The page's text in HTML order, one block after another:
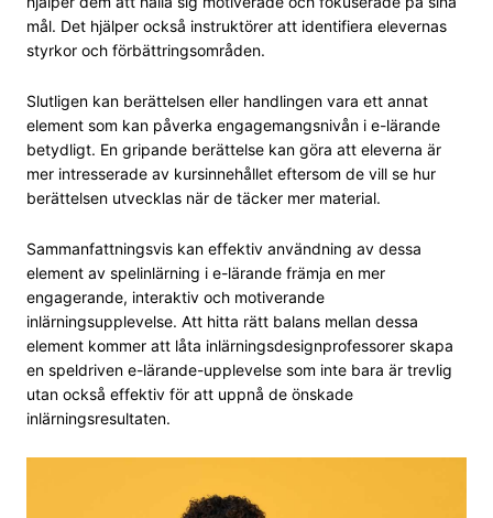
mål. Det hjälper också instruktörer att identifiera elevernas
styrkor och förbättringsområden.
Slutligen kan berättelsen eller handlingen vara ett annat
element som kan påverka engagemangsnivån i e-lärande
betydligt. En gripande berättelse kan göra att eleverna är
mer intresserade av kursinnehållet eftersom de vill se hur
berättelsen utvecklas när de täcker mer material.
Sammanfattningsvis kan effektiv användning av dessa
element av spelinlärning i e-lärande främja en mer
engagerande, interaktiv och motiverande
inlärningsupplevelse. Att hitta rätt balans mellan dessa
element kommer att låta inlärningsdesignprofessorer skapa
en speldriven e-lärande-upplevelse som inte bara är trevlig
utan också effektiv för att uppnå de önskade
inlärningsresultaten.